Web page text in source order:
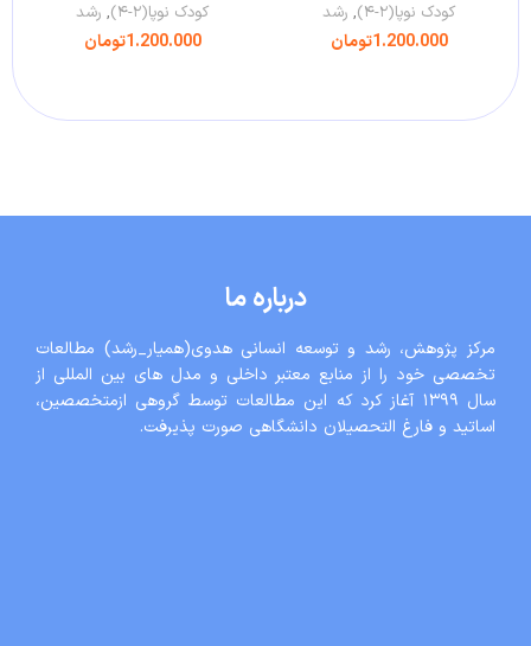
کودک نوپا(۲-۴) , رشد
1.200.000تومان
کودک نوپا(۲-۴) , رشد
1.200.000تومان
درباره ما
مرکز پژوهش، رشد و توسعه انسانی هدوی(همیار_رشد) مطالعات
تخصصی خود را از منابع معتبر داخلی و مدل های بین المللی از
سال ١٣٩٩ آغاز کرد که این مطالعات توسط گروهی ازمتخصصین،
اساتید و فارغ التحصیلان دانشگاهی صورت پذیرفت.